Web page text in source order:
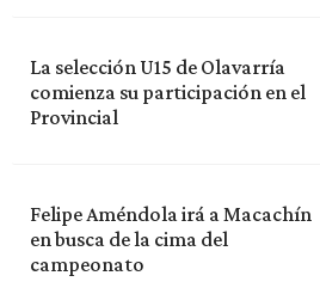
La selección U15 de Olavarría
comienza su participación en el
Provincial
Felipe Améndola irá a Macachín
en busca de la cima del
campeonato